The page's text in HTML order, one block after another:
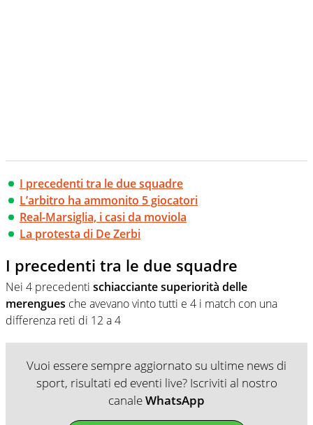
I precedenti tra le due squadre
L’arbitro ha ammonito 5 giocatori
Real-Marsiglia, i casi da moviola
La protesta di De Zerbi
I precedenti tra le due squadre
Nei 4 precedenti schiacciante superiorità delle
merengues che avevano vinto tutti e 4 i match con una
differenza reti di 12 a 4
Vuoi essere sempre aggiornato su ultime news di
sport, risultati ed eventi live? Iscriviti al nostro
canaleWhatsApp